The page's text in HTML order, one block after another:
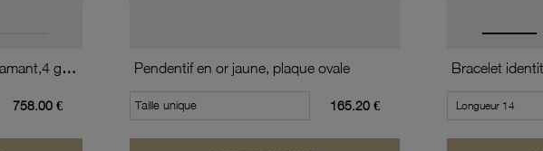
Bague solitaire en or jaune, diamant,4 griffes
758.00 €
Pendentif en or jaune, plaque ovale
Taille unique 165.20 €
Bracelet